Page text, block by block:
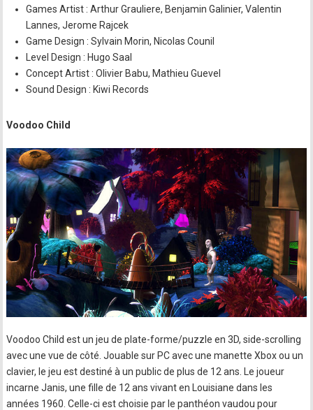
Games Artist : Arthur Grauliere, Benjamin Galinier, Valentin
Lannes, Jerome Rajcek
Game Design : Sylvain Morin, Nicolas Counil
Level Design : Hugo Saal
Concept Artist : Olivier Babu, Mathieu Guevel
Sound Design : Kiwi Records
Voodoo Child
Voodoo Child est un jeu de plate-forme/puzzle en 3D, side-scrolling
avec une vue de côté. Jouable sur PC avec une manette Xbox ou un
clavier, le jeu est destiné à un public de plus de 12 ans. Le joueur
incarne Janis, une fille de 12 ans vivant en Louisiane dans les
années 1960. Celle-ci est choisie par le panthéon vaudou pour